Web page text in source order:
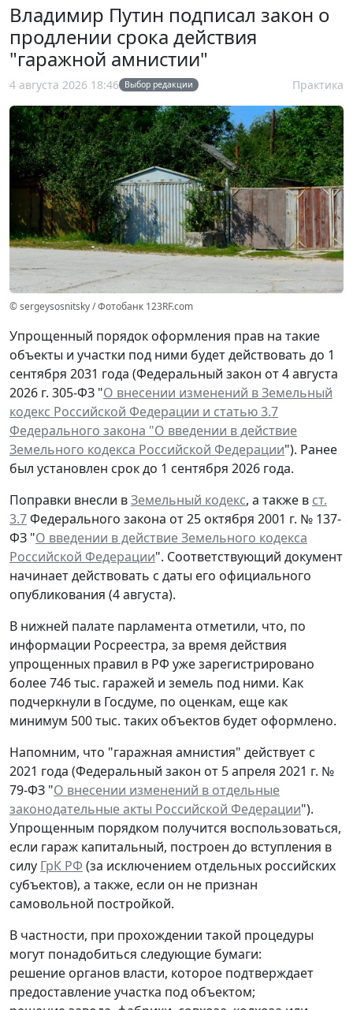
Владимир Путин подписал закон о
продлении срока действия
"гаражной амнистии"
4 августа 2026 18:46 Выбор редакции Практика
© sergeysosnitsky / Фотобанк 123RF.com
Упрощенный порядок оформления прав на такие
объекты и участки под ними будет действовать до 1
сентября 2031 года (Федеральный закон от 4 августа
2026 г. 305-ФЗ "О внесении изменений в Земельный
кодекс Российской Федерации и статью 3.7
Федерального закона "О введении в действие
Земельного кодекса Российской Федерации"). Ранее
был установлен срок до 1 сентября 2026 года.
Поправки внесли вЗемельный кодекс, а также в ст.
3.7Федерального закона от 25 октября 2001 г. № 137-
ФЗ "О введении в действие Земельного кодекса
Российской Федерации". Соответствующий документ
начинает действовать с даты его официального
опубликования (4 августа).
В нижней палате парламента отметили, что, по
информации Росреестра, за время действия
упрощенных правил в РФ уже зарегистрировано
более 746 тыс. гаражей и земель под ними. Как
подчеркнули в Госдуме, по оценкам, еще как
минимум 500 тыс. таких объектов будет оформлено.
Напомним, что "гаражная амнистия" действует с
2021 года (Федеральный закон от 5 апреля 2021 г. №
79-ФЗ "О внесении изменений в отдельные
законодательные акты Российской Федерации").
Упрощенным порядком получится воспользоваться,
если гараж капитальный, построен до вступления в
силу ГрК РФ (за исключением отдельных российских
субъектов), а также, если он не признан
самовольной постройкой.
В частности, при прохождении такой процедуры
могут понадобиться следующие бумаги:
решение органов власти, которое подтверждает
предоставление участка под объектом;